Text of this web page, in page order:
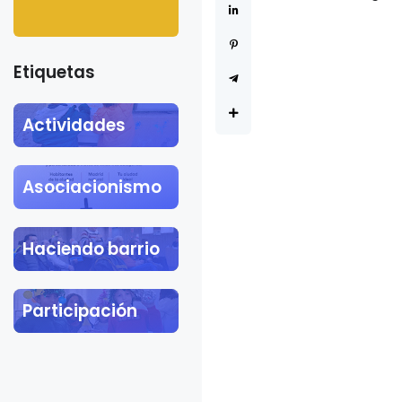
Etiquetas
Actividades
Asociacionismo
Haciendo barrio
Participación